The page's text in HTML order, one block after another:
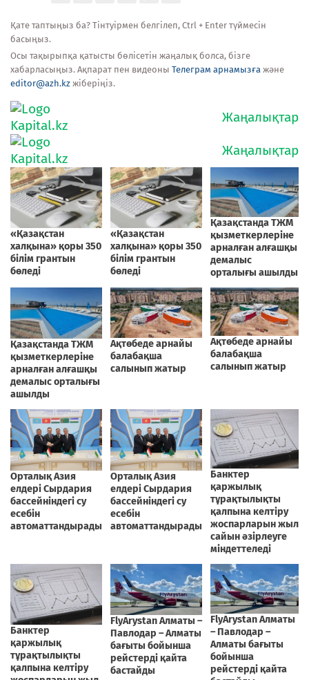
Қате таптыңыз ба? Тінтуірмен белгілеп, Ctrl + Enter түймесін
басыңыз.
Осы тақырыпқа қатысты бөлісетін жаңалық болса, бізге
хабарласыңыз. Ақпарат пен видеоны Телеграм арнамызға және
editor@azh.kz жіберіңіз.